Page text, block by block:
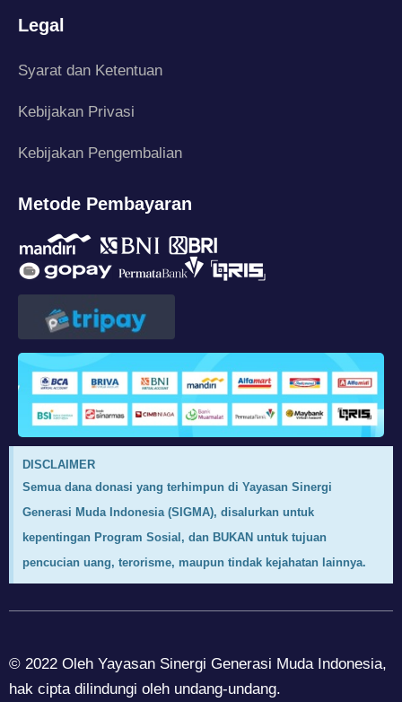
Legal
Syarat dan Ketentuan
Kebijakan Privasi
Kebijakan Pengembalian
Metode Pembayaran
DISCLAIMER
Semua dana donasi yang terhimpun di Yayasan Sinergi
Generasi Muda Indonesia (SIGMA), disalurkan untuk
kepentingan Program Sosial, dan BUKAN untuk tujuan
pencucian uang, terorisme, maupun tindak kejahatan lainnya.
© 2022 Oleh Yayasan Sinergi Generasi Muda Indonesia,
hak cipta dilindungi oleh undang-undang.